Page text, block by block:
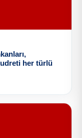
her türlü